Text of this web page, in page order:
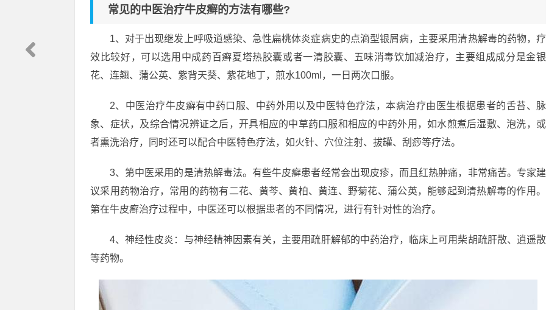
常见的中医治疗牛皮癣的方法有哪些?
1、对于出现继发上呼吸道感染、急性扁桃体炎症病史的点滴型银屑病，主要采用清热解毒的药物，疗
效比较好，可以选用中成药百癣夏塔热胶囊或者一清胶囊、五味消毒饮加减治疗，主要组成成分是金银
花、连翘、蒲公英、紫背天葵、紫花地丁，煎水100ml，一日两次口服。
2、中医治疗牛皮癣有中药口服、中药外用以及中医特色疗法，本病治疗由医生根据患者的舌苔、脉
象、症状，及综合情况辨证之后，开具相应的中草药口服和相应的中药外用，如水煎煮后湿敷、泡洗，或
者熏洗治疗，同时还可以配合中医特色疗法，如火针、穴位注射、拔罐、刮痧等疗法。
3、第中医采用的是清热解毒法。有些牛皮癣患者经常会出现皮疹，而且红热肿痛，非常痛苦。专家建
议采用药物治疗，常用的药物有二花、黄芩、黄柏、黄连、野菊花、蒲公英，能够起到清热解毒的作用。
第在牛皮癣治疗过程中，中医还可以根据患者的不同情况，进行有针对性的治疗。
4、神经性皮炎：与神经精神因素有关，主要用疏肝解郁的中药治疗，临床上可用柴胡疏肝散、逍遥散
等药物。